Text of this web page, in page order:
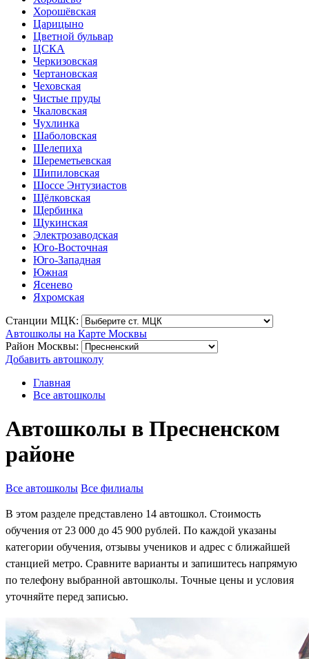
Хорошёвская
Царицыно
Цветной бульвар
ЦСКА
Черкизовская
Чертановская
Чеховская
Чистые пруды
Чкаловская
Чухлинка
Шаболовская
Шелепиха
Шереметьевская
Шипиловская
Шоссе Энтузиастов
Щёлковская
Щербинка
Щукинская
Электрозаводская
Юго-Восточная
Юго-Западная
Южная
Ясенево
Яхромская
Станции МЦК:
Автошколы на Карте Москвы
Район Москвы:
Добавить автошколу
Главная
Все автошколы
Автошколы в Пресненском
районе
Все автошколы Все филиалы
В этом разделе представлено 14 автошкол. Стоимость
обучения от 23 000 до 45 900 рублей. По каждой указаны
категории обучения, отзывы учеников и адрес с ближайшей
станцией метро. Сравните варианты и запишитесь напрямую
по телефону выбранной автошколы. Точные цены и условия
уточняйте перед записью.